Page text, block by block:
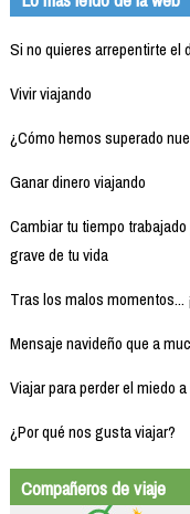
Si no quieres arrepentirte el
Vivir viajando
¿Cómo hemos superado
Ganar dinero viajando
Cambiar tu tiempo
grave de tu vida
Tras los malos momentos...
Mensaje navideño que a
Viajar para perder el miedo
¿Por qué nos gusta viajar?
Compañeros de viaje